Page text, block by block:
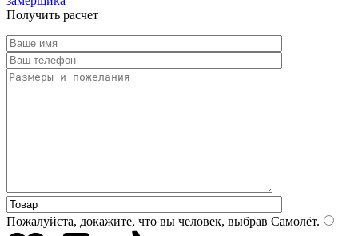
Получить расчет
Пожалуйста, докажите, что вы человек, выбрав Самолёт.